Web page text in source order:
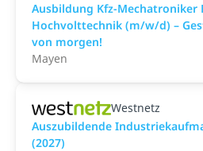
Ausbildung Kfz-Mechatroniker
Hochvolttechnik (m/w/d) –
von morgen!
Mayen
Westnetz
Auszubildende
(2027)